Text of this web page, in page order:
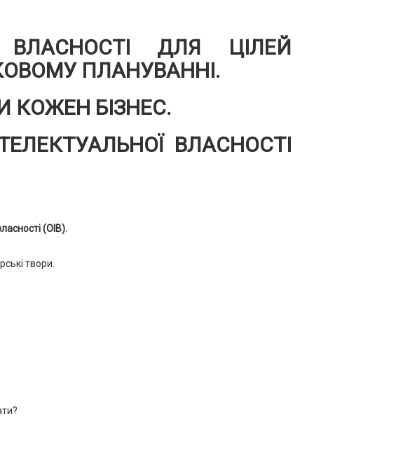
ВЛАСНОСТІ ДЛЯ ЦІЛЕЙ
ПЛАНУВАННІ.
КОЖЕН БІЗНЕС.
ВЛАСНОСТІ
(ОІВ).
твори.